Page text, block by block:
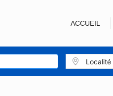
ACCUEIL